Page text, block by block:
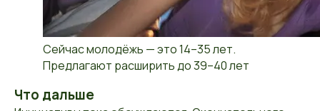
Сейчас молодёжь — это 14–35 лет.
Предлагают расширить до 39–40 лет
Что дальше